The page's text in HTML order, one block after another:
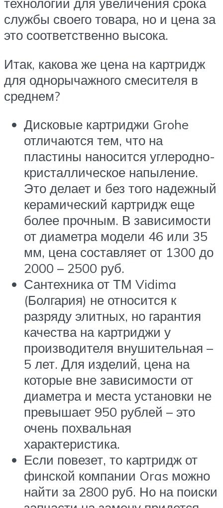
службы своего товара, но и цена за
это соответственно высока.
Итак, какова же цена на картридж
для однорычажного смесителя в
среднем?
Дисковые картриджи Grohe
отличаются тем, что на
пластины наносится углеродно-
кристаллическое напыление.
Это делает и без того надежный
керамический картридж еще
более прочным. В зависимости
от диаметра модели 46 или 35
мм, цена составляет от 1300 до
2000 – 2500 руб.
Сантехника от ТМ Vidima
(Болгария) не относится к
разряду элитных, но гарантия
качества на картриджи у
производителя внушительная –
5 лет. Для изделий, цена на
которые вне зависимости от
диаметра и места установки не
превышает 950 рублей – это
очень похвальная
характеристика.
Если повезет, то картридж от
финской компании Oras можно
найти за 2800 руб. Но на поиски